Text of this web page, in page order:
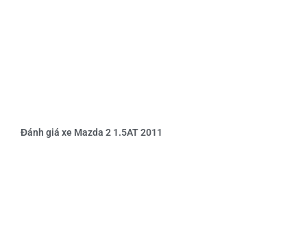
Đánh giá xe Mazda 2 1.5AT 2011